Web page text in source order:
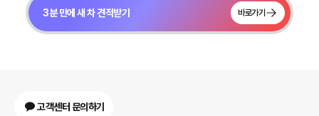
3분 만에 새 차 견적받기 바로가기
고객센터 문의하기